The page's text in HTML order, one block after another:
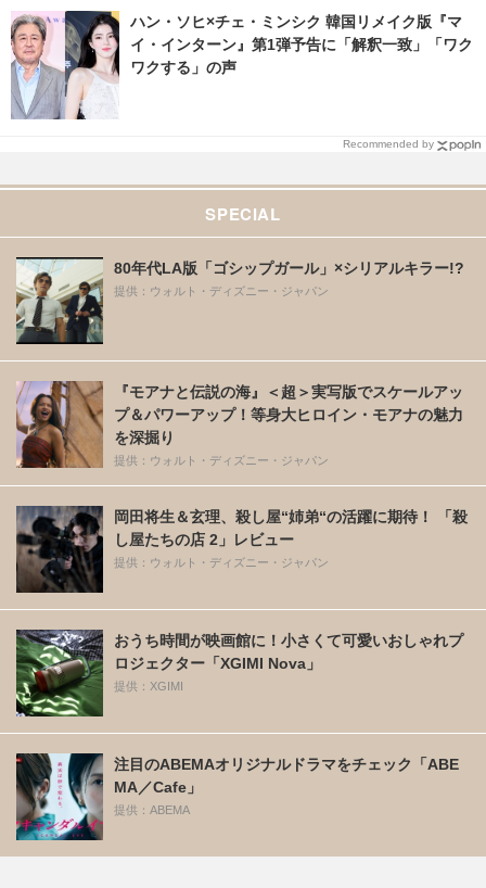
ハン・ソヒ×チェ・ミンシク 韓国リメイク版『マ
イ・インターン』第1弾予告に「解釈一致」「ワク
ワクする」の声
Recommended by
SPECIAL
80年代LA版「ゴシップガール」×シリアルキラー!?
提供：ウォルト・ディズニー・ジャパン
『モアナと伝説の海』＜超＞実写版でスケールアッ
プ＆パワーアップ！等身大ヒロイン・モアナの魅力
を深掘り
提供：ウォルト・ディズニー・ジャパン
岡田将生＆玄理、殺し屋“姉弟“の活躍に期待！ 「殺
し屋たちの店 2」レビュー
提供：ウォルト・ディズニー・ジャパン
おうち時間が映画館に！小さくて可愛いおしゃれプ
ロジェクター「XGIMI Nova」
提供：XGIMI
注目のABEMAオリジナルドラマをチェック「ABE
MA／Cafe」
提供：ABEMA